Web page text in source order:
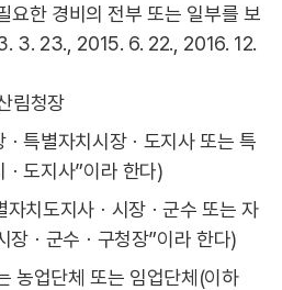
요한 경비의 전부 또는 일부를 보
3. 23., 2015. 6. 22., 2016. 12.
림청장
특별자치시장ㆍ도지사 또는 특
도지사”이라 한다)
치도지사ㆍ시장ㆍ군수 또는 자
장ㆍ군수ㆍ구청장”이라 한다)
농업단체 또는 임업단체(이하